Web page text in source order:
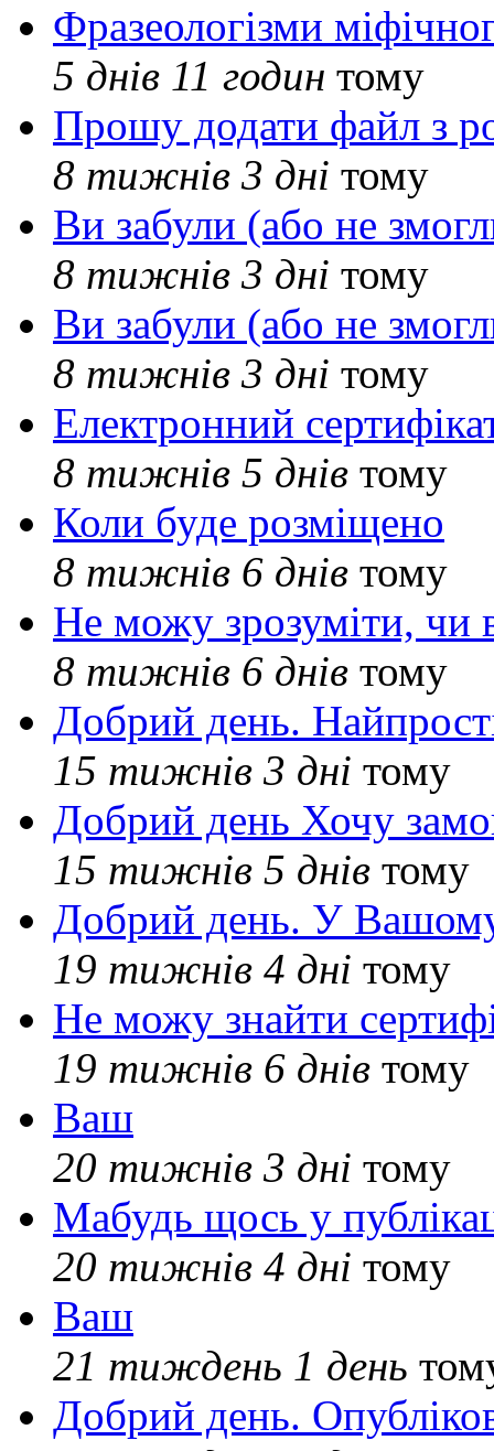
Фразеологізми
5 днів 11 годин тому
Прошу додати файл з
8 тижнів 3 дні тому
Ви забули (або не
8 тижнів 3 дні тому
Ви забули (або не
8 тижнів 3 дні тому
Електронний
8 тижнів 5 днів тому
Коли буде розміщено
8 тижнів 6 днів тому
Не можу зрозуміти, чи
8 тижнів 6 днів тому
Добрий день.
15 тижнів 3 дні тому
Добрий день Хочу
15 тижнів 5 днів тому
Добрий день. У Вашому
19 тижнів 4 дні тому
Не можу знайти
19 тижнів 6 днів тому
Ваш
20 тижнів 3 дні тому
Мабудь щось у
20 тижнів 4 дні тому
Ваш
21 тиждень 1 день
Добрий день.